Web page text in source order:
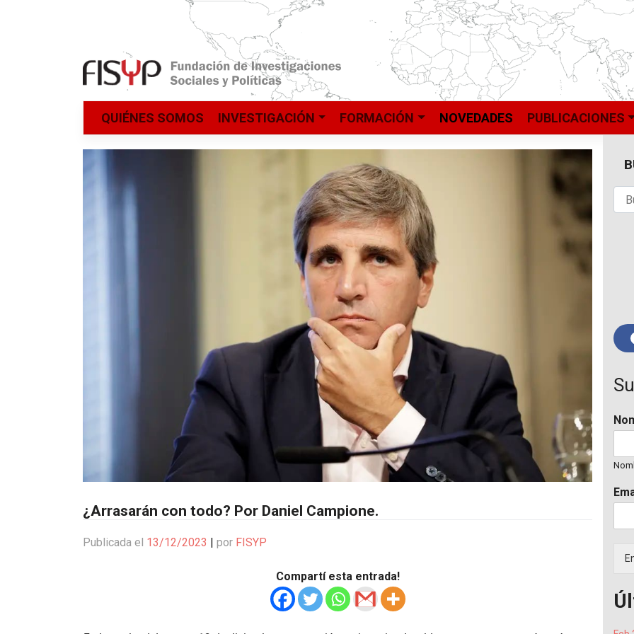
QUIÉNES SOMOS INVESTIGACIÓN FORMACIÓN NOVEDADES PUBLICACIONES
¿Arrasarán con todo? Por Daniel Campione.
Publicada el 13/12/2023 por FISYP
Compartí esta entrada!